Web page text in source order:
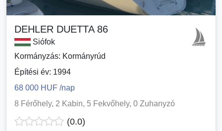
DEHLER DUETTA 86
Siófok
Kormányzás: Kormányrúd
Építési év: 1994
68 000 HUF /nap
8 Férőhely, 2 Kabin, 5 Fekvőhely, 0 Zuhanyzó
(0.0)